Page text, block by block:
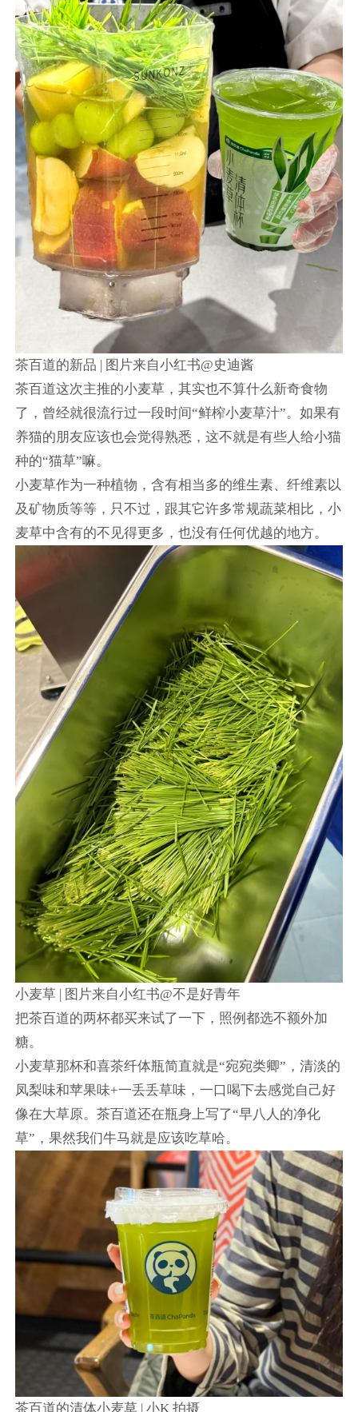
茶百道的新品 | 图片来自小红书@史迪酱
茶百道这次主推的小麦草，其实也不算什么新奇食物
了，曾经就很流行过一段时间“鲜榨小麦草汁”。如果有
养猫的朋友应该也会觉得熟悉，这不就是有些人给小猫
种的“猫草”嘛。
小麦草作为一种植物，含有相当多的维生素、纤维素以
及矿物质等等，只不过，跟其它许多常规蔬菜相比，小
麦草中含有的不见得更多，也没有任何优越的地方。
小麦草 | 图片来自小红书@不是好青年
把茶百道的两杯都买来试了一下，照例都选不额外加
糖。
小麦草那杯和喜茶纤体瓶简直就是“宛宛类卿”，清淡的
凤梨味和苹果味+一丢丢草味，一口喝下去感觉自己好
像在大草原。茶百道还在瓶身上写了“早八人的净化
草”，果然我们牛马就是应该吃草哈。
茶百道的清体小麦草 | 小K 拍摄